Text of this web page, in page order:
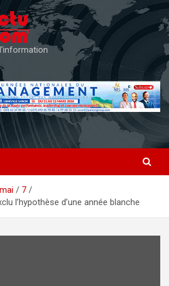
mai
7
l’hypothèse d’une année blanche